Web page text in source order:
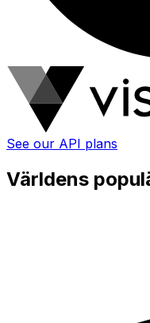
See our API plans
Världens